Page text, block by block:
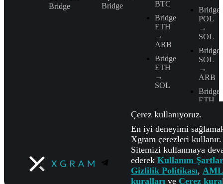
Bridge
Bridge
BTC
Bridge
ETH
→
ARB
Bridge
ETH
→
SOL
Bridge
POL
→
SOL
Bridge
SOL
→
ARB
Bridge
ETH
BNB
Çerez kullanıyoruz.
En iyi deneyimi
Xgram çerezleri kullanır.
Sitemizi kullanmaya
ederek Kullanım
Gizlilik Politikası,
kuralları ve Çerez